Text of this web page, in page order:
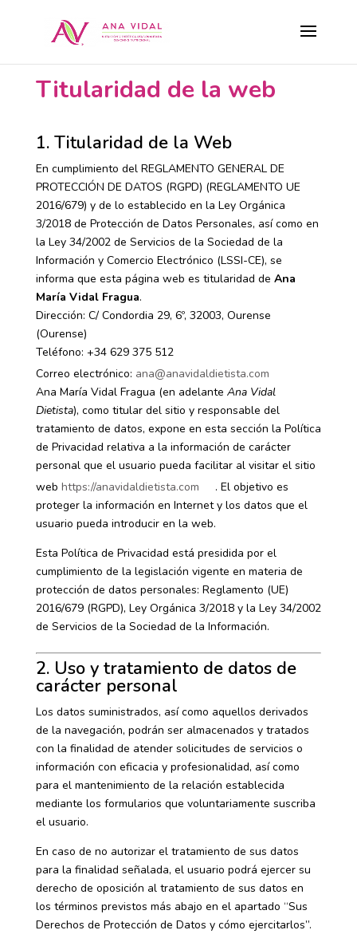
Titularidad de la web
1. Titularidad de la Web
En cumplimiento del REGLAMENTO GENERAL DE
PROTECCIÓN DE DATOS (RGPD) (REGLAMENTO UE
2016/679) y de lo establecido en la Ley Orgánica
3/2018 de Protección de Datos Personales, así como en
la Ley 34/2002 de Servicios de la Sociedad de la
Información y Comercio Electrónico (LSSI-CE), se
informa que esta página web es titularidad de Ana
María Vidal Fragua.
Dirección: C/ Condordia 29, 6º, 32003, Ourense
(Ourense)
Teléfono: +34 629 375 512
Correo electrónico: ana@anavidaldietista.com
Ana María Vidal Fragua (en adelante Ana Vidal
Dietista), como titular del sitio y responsable del
tratamiento de datos, expone en esta sección la Política
de Privacidad relativa a la información de carácter
personal que el usuario pueda facilitar al visitar el sitio
web https://anavidaldietista.com
. El objetivo es
proteger la información en Internet y los datos que el
usuario pueda introducir en la web.
Esta Política de Privacidad está presidida por el
cumplimiento de la legislación vigente en materia de
protección de datos personales: Reglamento (UE)
2016/679 (RGPD), Ley Orgánica 3/2018 y la Ley 34/2002
de Servicios de la Sociedad de la Información.
2. Uso y tratamiento de datos de
carácter personal
Los datos suministrados, así como aquellos derivados
de la navegación, podrán ser almacenados y tratados
con la finalidad de atender solicitudes de servicios o
información con eficacia y profesionalidad, así como
para el mantenimiento de la relación establecida
mediante los formularios que voluntariamente suscriba
el usuario.
En caso de no autorizar el tratamiento de sus datos
para la finalidad señalada, el usuario podrá ejercer su
derecho de oposición al tratamiento de sus datos en
los términos previstos más abajo en el apartado “Sus
Derechos de Protección de Datos y cómo ejercitarlos”.